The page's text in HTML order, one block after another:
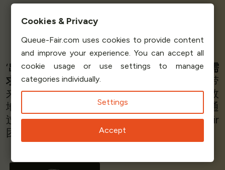
‘出色的支持。我们的业务具有
复杂的商业需
求
，特定时间和日期的
给我们的网站带
来了巨大的问题。Queue-Fair 现在可以有效
地管理这些问题，我们可以
销售流量。通
过电话提供的即时支持 非常出色--Queue Fair
团队不遗余力地解决问题和提供帮助。’
Cookies & Privacy
Queue-Fair.com uses cookies to provide content
and improve your experience. You can accept all
cookie usage or use settings to manage
categories individually.
Settings
Accept